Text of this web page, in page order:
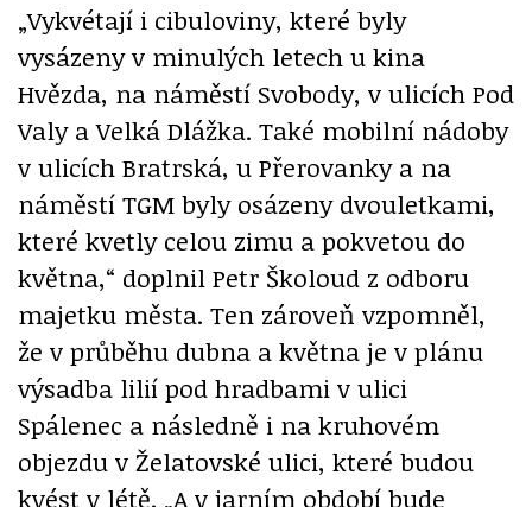
„Vykvétají i cibuloviny, které byly
vysázeny v minulých letech u kina
Hvězda, na náměstí Svobody, v ulicích Pod
Valy a Velká Dlážka. Také mobilní nádoby
v ulicích Bratrská, u Přerovanky a na
náměstí TGM byly osázeny dvouletkami,
které kvetly celou zimu a pokvetou do
května,“ doplnil Petr Školoud z odboru
majetku města. Ten zároveň vzpomněl,
že v průběhu dubna a května je v plánu
výsadba lilií pod hradbami v ulici
Spálenec a následně i na kruhovém
objezdu v Želatovské ulici, které budou
kvést v létě. „A v jarním období bude